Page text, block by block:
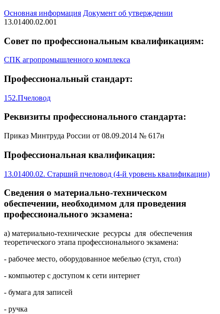
Основная информация Документ об утверждении
13.01400.02.001
Совет по профессиональным квалификациям:
СПК агропромышленного комплекса
Профессиональный стандарт:
152.Пчеловод
Реквизиты профессионального стандарта:
Приказ Минтруда России от 08.09.2014 № 617н
Профессиональная квалификация:
13.01400.02. Старший пчеловод (4-й уровень квалификации)
Сведения о материально-техническом
обеспечении, необходимом для проведения
профессионального экзамена:
а) материально-технические ресурсы для обеспечения
теоретического этапа профессионального экзамена:
- рабочее место, оборудованное мебелью (стул, стол)
- компьютер с доступом к сети интернет
- бумага для записей
- ручка